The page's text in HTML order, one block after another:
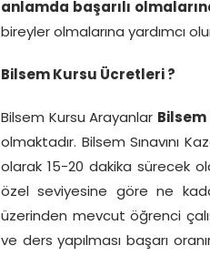
anlamda başarılı
bireyler olmalarına yardımcı
Bilsem Kursu Ücretleri ?
Bilsem Kursu Arayanlar
olmaktadır. Bilsem Sınavını
olarak 15-20 dakika sürecek
özel seviyesine göre ne
üzerinden mevcut öğrenci
ve ders yapılması başarı